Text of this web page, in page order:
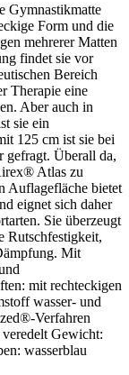
Gymnastikmatte
Form und die
mehrerer Matten
findet sie vor
Bereich
Therapie eine
Aber auch in
sie ein
125 cm ist sie bei
gefragt. Überall da,
Atlas zu
Auflagefläche bietet
eignet sich daher
Sie überzeugt
Rutschfestigkeit,
Mit
mit rechteckigen
wasser- und
Verfahren
Gewicht:
wasserblau